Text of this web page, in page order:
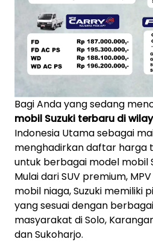
Bagi Anda yang sedang
mobil Suzuki terbaru di
Indonesia Utama sebagai
menghadirkan daftar harga
untuk berbagai model mobil
Mulai dari SUV premium,
mobil niaga, Suzuki memiliki
yang sesuai dengan
masyarakat di Solo,
dan Sukoharjo.